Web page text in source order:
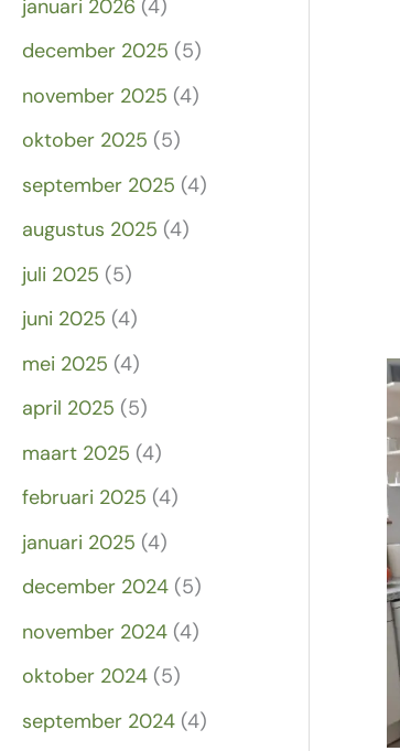
januari 2026 (4)
december 2025 (5)
november 2025 (4)
oktober 2025 (5)
september 2025 (4)
augustus 2025 (4)
juli 2025 (5)
juni 2025 (4)
mei 2025 (4)
april 2025 (5)
maart 2025 (4)
februari 2025 (4)
januari 2025 (4)
december 2024 (5)
november 2024 (4)
oktober 2024 (5)
september 2024 (4)